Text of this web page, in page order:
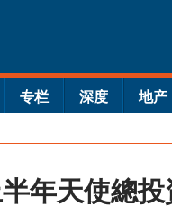
专栏 深度 地产
年天使總投